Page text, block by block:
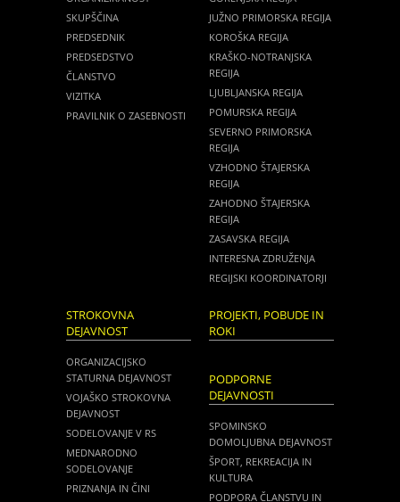
SKUPŠČINA
PREDSEDNIK
PREDSEDSTVO
ČLANSTVO
VIZITKA
PRAVILNIK O ZASEBNOSTI
JUŽNO PRIMORSKA REGIJA
KOROŠKA REGIJA
KRAŠKO-NOTRANJSKA
REGIJA
LJUBLJANSKA REGIJA
POMURSKA REGIJA
SEVERNO PRIMORSKA
REGIJA
VZHODNO ŠTAJERSKA
REGIJA
ZAHODNO ŠTAJERSKA
REGIJA
ZASAVSKA REGIJA
INTERESNA ZDRUŽENJA
REGIJSKI KOORDINATORJI
STROKOVNA
DEJAVNOST
ORGANIZACIJSKO
STATURNA DEJAVNOST
VOJAŠKO STROKOVNA
DEJAVNOST
SODELOVANJE V RS
MEDNARODNO
SODELOVANJE
PRIZNANJA IN ČINI
PROJEKTI, POBUDE IN
ROKI
PODPORNE
DEJAVNOSTI
SPOMINSKO
DOMOLJUBNA DEJAVNOST
ŠPORT, REKREACIJA IN
KULTURA
PODPORA ČLANSTVU IN